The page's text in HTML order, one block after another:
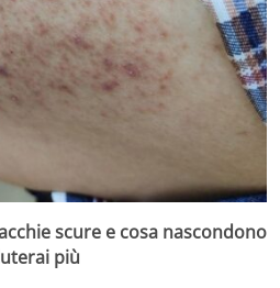
scure e cosa nascondono
più